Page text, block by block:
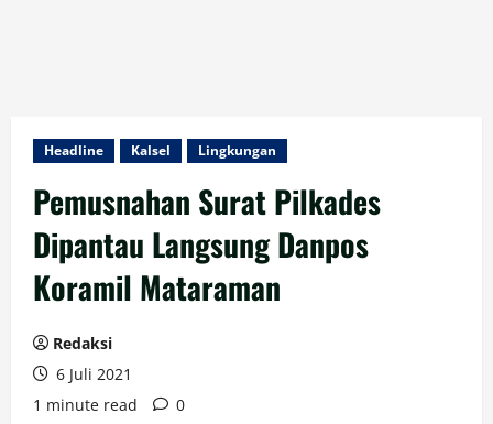
Headline Kalsel Lingkungan
Pemusnahan Surat Pilkades
Dipantau Langsung Danpos
Koramil Mataraman
Redaksi
6 Juli 2021
1 minute read
0